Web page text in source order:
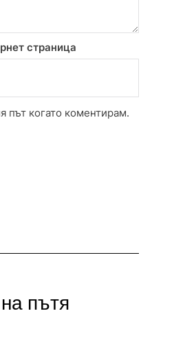
страница
път когато коментирам.
пътя